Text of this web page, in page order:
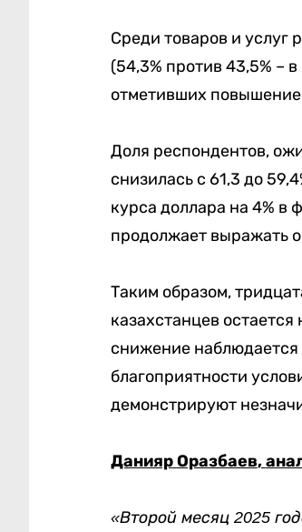
Среди товаров и услуг
(54,3% против 43,5% –
отметивших повышение
Доля респондентов,
снизилась с 61,3 до
курса доллара на 4% в
продолжает выражать
Таким образом,
казахстанцев
снижение наблюдается
благоприятности
демонстрируют
ДаниярОразбаев,
«Второй месяц 2025